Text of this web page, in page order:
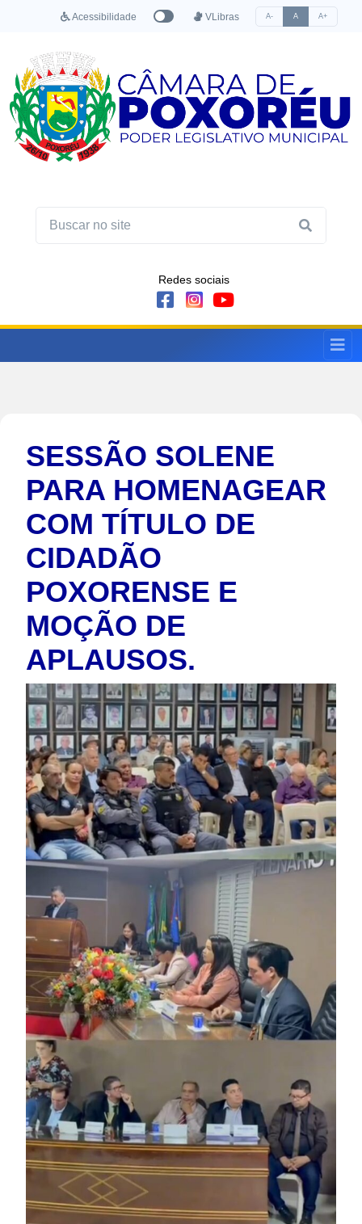
Acessibilidade VLibras A- A A+
Redes sociais
SESSÃO SOLENE
PARA HOMENAGEAR
COM TÍTULO DE
CIDADÃO
POXORENSE E
MOÇÃO DE
APLAUSOS.